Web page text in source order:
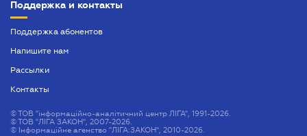
Поддержка и контакты
Поддержка абонентов
Напишите нам
Рассылки
Контакты
©ТОВ "інформаційно-аналітичний центр ЛІГА", 1991-2026.
©ТОВ "ЛІГА ЗАКОН", 2007-2026.
© Інформаційне агенство "ЛІГА:ЗАКОН", 2010-2026.